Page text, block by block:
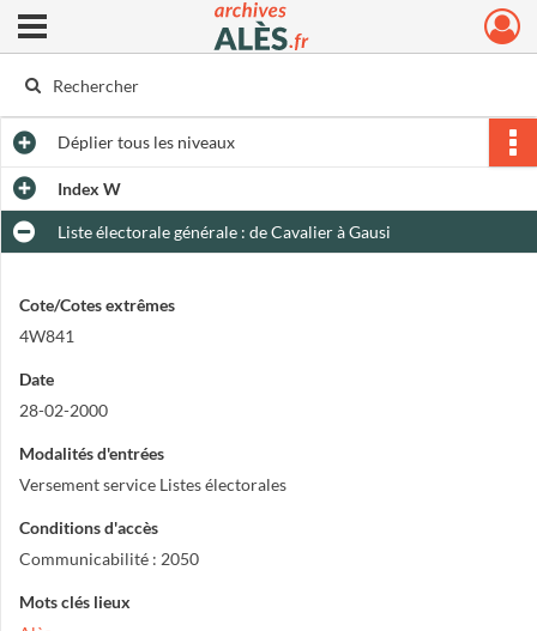
Archives municipales d'Alès
Ouvrir le menu déroulant
Dépliertous les niveaux
Index W
Liste électorale générale : de Cavalier à Gausi
Cote/Cotes extrêmes
4W841
Date
28-02-2000
Modalités d'entrées
Versement service Listes électorales
Conditions d'accès
Communicabilité : 2050
Mots clés lieux